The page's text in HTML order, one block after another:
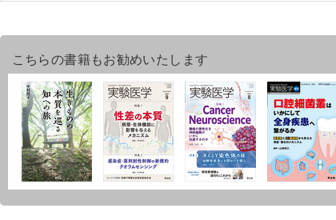
こちらの書籍もお勧めいたします